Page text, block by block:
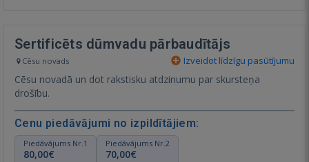
Sertificēts dūmvadu pārbaudītājs
Cēsu novads Izveidot līdzīgu pasūtījumu
Cēsu novadā un dot rakstisku atdzinumu par skursteņa
drošību.
Cenu piedāvājumi no izpildītājiem:
Piedāvājums Nr.1
80,00€
Piedāvājums Nr.2
70,00€